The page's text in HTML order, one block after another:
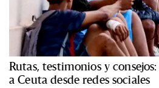
Rutas, testimonios y
a Ceuta desde redes sociales